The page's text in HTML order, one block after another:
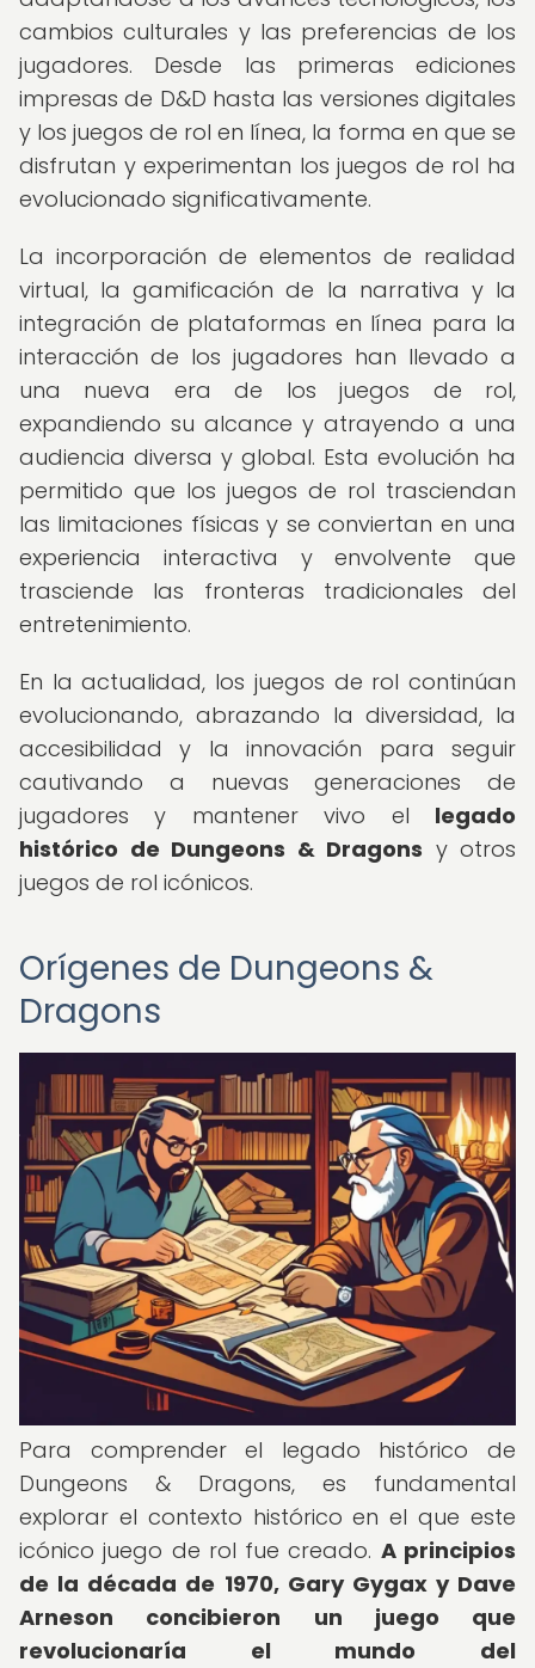
cambios culturales y las preferencias de los
jugadores. Desde las primeras ediciones
impresas de D&D hasta las versiones digitales
y los juegos de rol en línea, la forma en que se
disfrutan y experimentan los juegos de rol ha
evolucionado significativamente.
La incorporación de elementos de realidad
virtual, la gamificación de la narrativa y la
integración de plataformas en línea para la
interacción de los jugadores han llevado a
una nueva era de los juegos de rol,
expandiendo su alcance y atrayendo a una
audiencia diversa y global. Esta evolución ha
permitido que los juegos de rol trasciendan
las limitaciones físicas y se conviertan en una
experiencia interactiva y envolvente que
trasciende las fronteras tradicionales del
entretenimiento.
En la actualidad, los juegos de rol continúan
evolucionando, abrazando la diversidad, la
accesibilidad y la innovación para seguir
cautivando a nuevas generaciones de
jugadores y mantener vivo el legado
histórico de Dungeons & Dragons y otros
juegos de rol icónicos.
Orígenes de Dungeons &
Dragons
Para comprender el legado histórico de
Dungeons & Dragons, es fundamental
explorar el contexto histórico en el que este
icónico juego de rol fue creado. A principios
de la década de 1970, Gary Gygax y Dave
Arneson concibieron un juego que
revolucionaría el mundo del